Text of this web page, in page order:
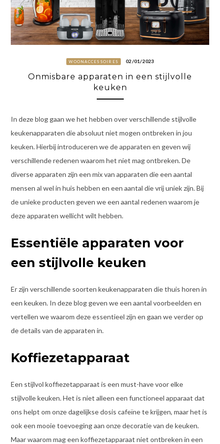
WOONACCESSOIRES 02/01/2023
Onmisbare apparaten in een stijlvolle
keuken
In deze blog gaan we het hebben over verschillende stijlvolle
keukenapparaten die absoluut niet mogen ontbreken in jou
keuken. Hierbij introduceren we de apparaten en geven wij
verschillende redenen waarom het niet mag ontbreken. De
diverse apparaten zijn een mix van apparaten die een aantal
mensen al wel in huis hebben en een aantal die vrij uniek zijn. Bij
de unieke producten geven we een aantal redenen waarom je
deze apparaten wellicht wilt hebben.
Essentiële apparaten voor
een stijlvolle keuken
Er zijn verschillende soorten keukenapparaten die thuis horen in
een keuken. In deze blog geven we een aantal voorbeelden en
vertellen we waarom deze essentieel zijn en gaan we verder op
de details van de apparaten in.
Koffiezetapparaat
Een stijlvol koffiezetapparaat is een must-have voor elke
stijlvolle keuken. Het is niet alleen een functioneel apparaat dat
ons helpt om onze dagelijkse dosis cafeïne te krijgen, maar het is
ook een mooie toevoeging aan onze decoratie van de keuken.
Maar waarom mag een koffiezetapparaat niet ontbreken in een